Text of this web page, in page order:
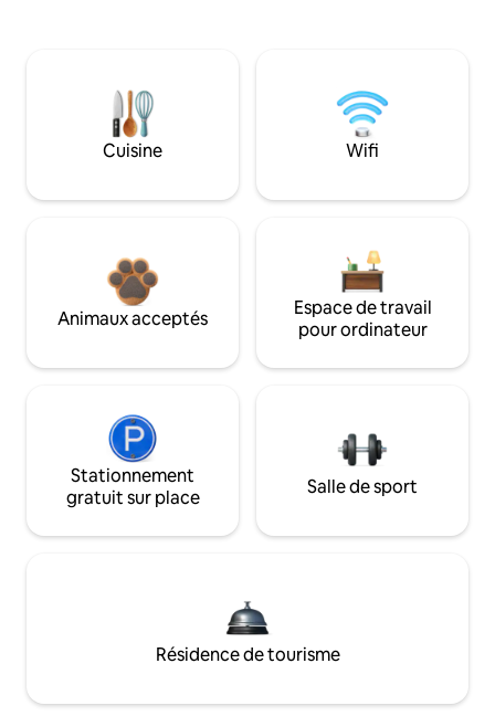
Cuisine Wifi
Animaux acceptés
Espace de travail
pour ordinateur
Stationnement
gratuit sur place
Salle de sport
Résidence de tourisme